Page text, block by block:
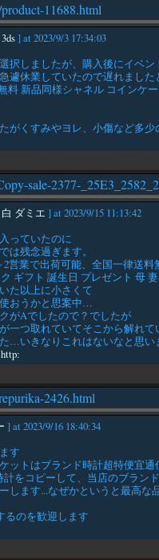
11688.html
] at 2023/9/3 17:34:03
択しましたが、購入後にイベ
遽休業していたので遅れまし
新品同様シャネル コインケ
がくすみやヨレ、小傷など多
sale-2377-
ダミエ ] at 2023/9/15 11:13:42
っていたのに
は残念過ぎます。
2営業で出荷可能、全国一律送
ギフト 誕生日 プレゼント 母
た以上に小さくて
おうかと思案中…
がAでしたので？でしたが
一つ取れていてそこから解れて
…いきなりこれはないなと思い
http:
2426.html
] at 2023/9/16 18:40:34
す
ットはブランド時計超特便宜
をコピーして、当店のブラ
します...なぜかというと最高
るのを歓迎します